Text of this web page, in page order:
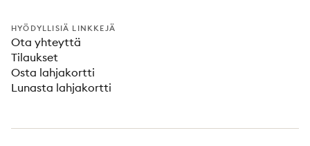
HYÖDYLLISIÄ LINKKEJÄ
Ota yhteyttä
Tilaukset
Osta lahjakortti
Lunasta lahjakortti